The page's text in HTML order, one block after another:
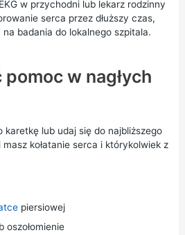
w przychodni lub lekarz rodzinny
serca przez dłuższy czas,
badania do lokalnego szpitala.
w nagłych
karetkę lub udaj się do najbliższego
kołatanie serca i którykolwiek z
piersiowej
oszołomienie